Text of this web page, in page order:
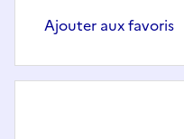
Ajouter aux favoris